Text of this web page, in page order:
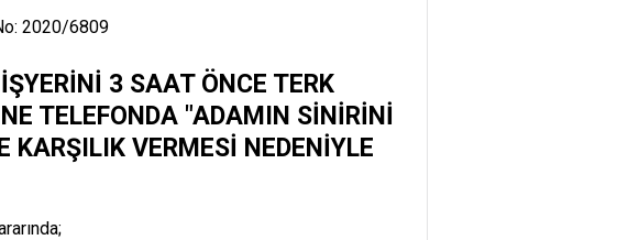
2020/6809
3 SAAT ÖNCE TERK
TELEFONDA "ADAMIN SİNİRİNİ
KARŞILIK VERMESİ NEDENİYLE